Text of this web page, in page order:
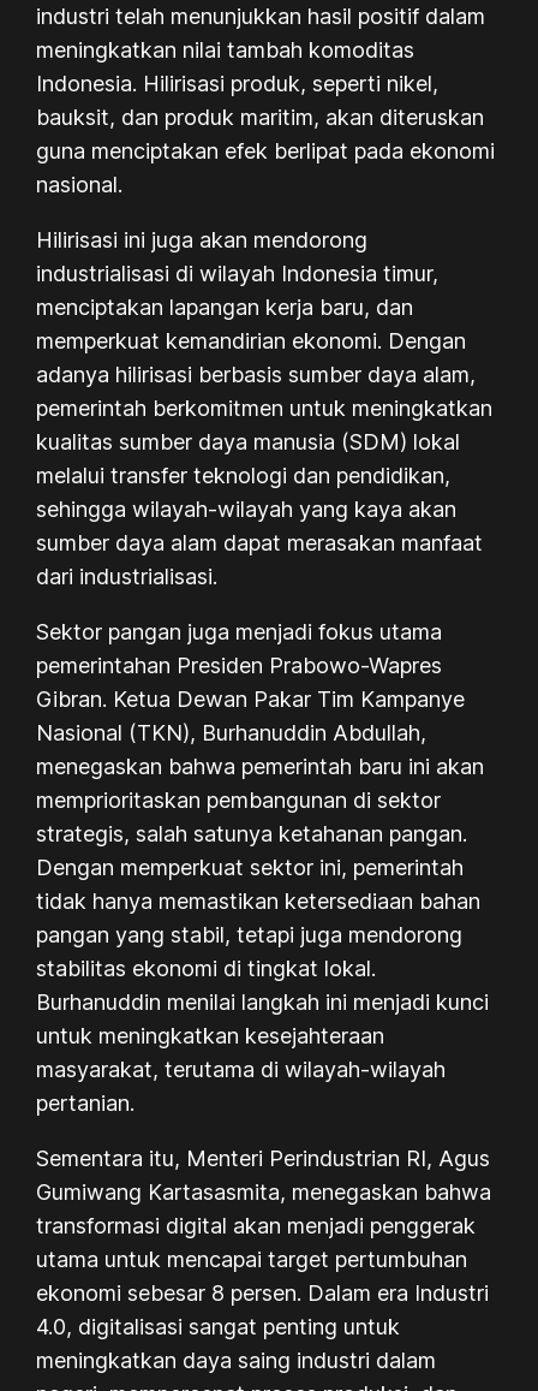
industri telah menunjukkan hasil positif dalam
meningkatkan nilai tambah komoditas
Indonesia. Hilirisasi produk, seperti nikel,
bauksit, dan produk maritim, akan diteruskan
guna menciptakan efek berlipat pada ekonomi
nasional.
Hilirisasi ini juga akan mendorong
industrialisasi di wilayah Indonesia timur,
menciptakan lapangan kerja baru, dan
memperkuat kemandirian ekonomi. Dengan
adanya hilirisasi berbasis sumber daya alam,
pemerintah berkomitmen untuk meningkatkan
kualitas sumber daya manusia (SDM) lokal
melalui transfer teknologi dan pendidikan,
sehingga wilayah-wilayah yang kaya akan
sumber daya alam dapat merasakan manfaat
dari industrialisasi.
Sektor pangan juga menjadi fokus utama
pemerintahan Presiden Prabowo-Wapres
Gibran. Ketua Dewan Pakar Tim Kampanye
Nasional (TKN), Burhanuddin Abdullah,
menegaskan bahwa pemerintah baru ini akan
memprioritaskan pembangunan di sektor
strategis, salah satunya ketahanan pangan.
Dengan memperkuat sektor ini, pemerintah
tidak hanya memastikan ketersediaan bahan
pangan yang stabil, tetapi juga mendorong
stabilitas ekonomi di tingkat lokal.
Burhanuddin menilai langkah ini menjadi kunci
untuk meningkatkan kesejahteraan
masyarakat, terutama di wilayah-wilayah
pertanian.
Sementara itu, Menteri Perindustrian RI, Agus
Gumiwang Kartasasmita, menegaskan bahwa
transformasi digital akan menjadi penggerak
utama untuk mencapai target pertumbuhan
ekonomi sebesar 8 persen. Dalam era Industri
4.0, digitalisasi sangat penting untuk
meningkatkan daya saing industri dalam